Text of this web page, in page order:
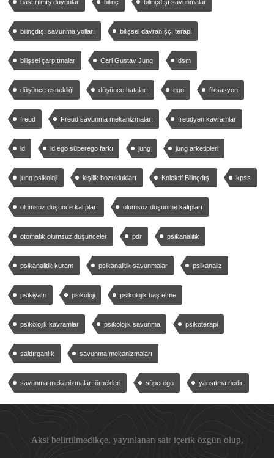
bastırılmış duygular bilinç bilinçdışı savunmalar
bilinçdışı savunma yolları bilişsel davranışçı terapi
bilişsel çarpıtmalar Carl Gustav Jung dsm
düşünce esnekliği düşünce hataları ego fiksasyon
freud Freud savunma mekanizmaları freudyen kavramlar
id id ego süperego farkı jung jung arketipleri
jung psikoloji kişilik bozuklukları Kolektif Bilinçdışı kpss
olumsuz düşünce kalıpları olumsuz düşünme kalıpları
otomatik olumsuz düşünceler pdr psikanalitik
psikanalitik kuram psikanalitik savunmalar psikanaliz
psikiyatri psikoloji psikolojik baş etme
psikolojik kavramlar psikolojik savunma psikoterapi
saldırganlık savunma mekanizmaları
savunma mekanizmaları örnekleri süperego yansıtma nedir
Aksi belirtilmedikçe, yayınlanan sair içerik özgün olup,